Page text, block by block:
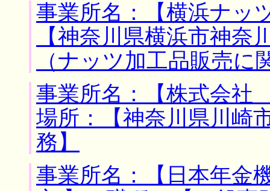
事業所名：【横浜ナ
【神奈川県横浜市神奈
（ナッツ加工品販売に
事業所名：【株式会
場所：【神奈川県川崎
務】
事業所名：【日本年金